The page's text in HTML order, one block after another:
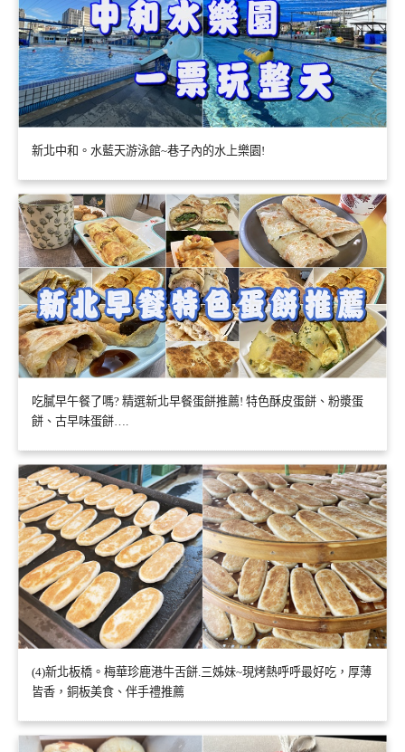
新北中和。水藍天游泳館~巷子內的水上樂園!
吃膩早午餐了嗎? 精選新北早餐蛋餅推薦! 特色酥皮蛋餅、粉漿蛋
餅、古早味蛋餅….
(4)新北板橋。梅華珍鹿港牛舌餅.三姊妹~現烤熱呼呼最好吃，厚薄
皆香，銅板美食、伴手禮推薦